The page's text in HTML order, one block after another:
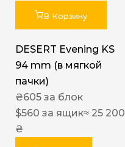
В Корзину
DESERT Evening KS
94 mm (в мягкой
пачки)
₴605 за блок
$560 за ящик≈ 25 200
₴